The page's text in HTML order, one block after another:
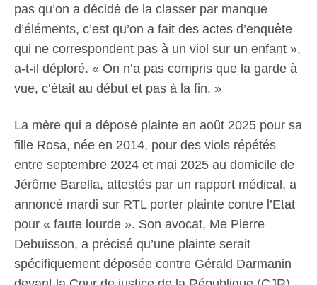
pas qu’on a décidé de la classer par manque
d’éléments, c’est qu’on a fait des actes d’enquête
qui ne correspondent pas à un viol sur un enfant »,
a-t-il déploré. « On n’a pas compris que la garde à
vue, c’était au début et pas à la fin. »
La mère qui a déposé plainte en août 2025 pour sa
fille Rosa, née en 2014, pour des viols répétés
entre septembre 2024 et mai 2025 au domicile de
Jérôme Barella, attestés par un rapport médical, a
annoncé mardi sur RTL porter plainte contre l’Etat
pour « faute lourde ». Son avocat, Me Pierre
Debuisson, a précisé qu’une plainte serait
spécifiquement déposée contre Gérald Darmanin